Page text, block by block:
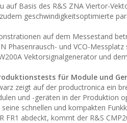
auf Basis des R&S ZNA Viertor-
geschwindigkeitsoptimierte
auf dem Messestand
Phasenrausch- und VCO-
Vektorsignalgenerator und
für Module und
zeigt auf der productronica ein
und -geräten in der Produktion
schnellen und kompakten
FR1 abdeckt, kommt der R&S